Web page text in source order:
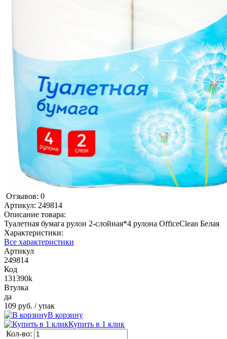
Отзывов: 0
Артикул: 249814
Описание товара:
Туалетная бумага рулон 2-слойная*4 рулона OfficeClean Белая
Характеристики:
Все характеристики
Артикул
249814
Код
131390k
Втулка
да
109 руб. / упак
В корзину
Купить в 1 клик
Кол-во: